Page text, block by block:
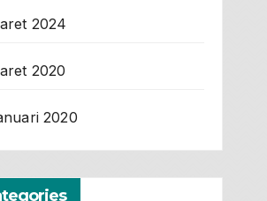
2024
2020
2020